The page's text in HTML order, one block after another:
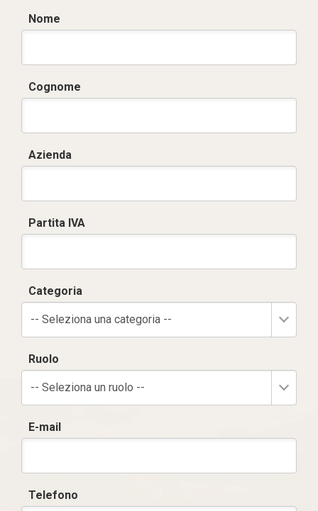
Nome
Cognome
Azienda
Partita IVA
Categoria
-- Seleziona una categoria --
Ruolo
-- Seleziona un ruolo --
E-mail
Telefono